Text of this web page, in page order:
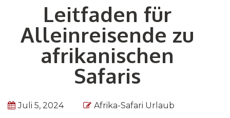
Leitfaden für
Alleinreisende zu
afrikanischen
Safaris
Juli 5, 2024 Afrika-Safari Urlaub